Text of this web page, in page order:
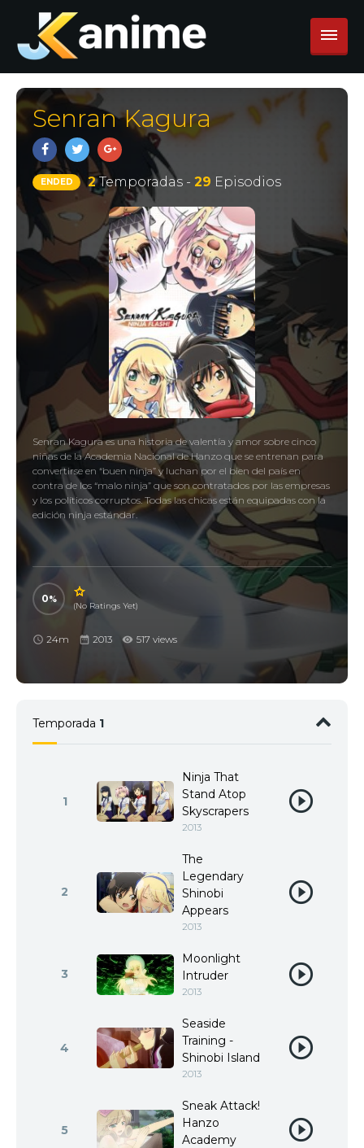
Senran Kagura
ENDED 2Temporadas - 29 Episodios
Senran Kagura es una historia de valentía y amor sobre cinco
niñas de la Academia Nacional de Hanzo que se entrenan para
convertirse en “buen ninja” y luchan por el bien del país en
contra de los “malo ninja” que son contratados por las empresas
y los políticos corruptos. Todas las chicas están equipadas con la
edición ninja estándar.
0
(No Ratings Yet)
24m 2013 517 views
Temporada 1
1
Ninja That
Stand Atop
Skyscrapers
2013
2
The
Legendary
Shinobi
Appears
2013
3
Moonlight
Intruder
2013
4
Seaside
Training -
Shinobi Island
2013
5
Sneak Attack!
Hanzo
Academy